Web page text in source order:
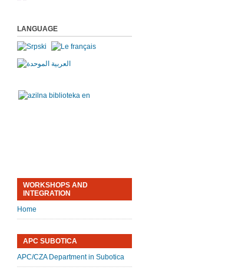
LANGUAGE
WORKSHOPS AND
INTEGRATION
Home
APC SUBOTICA
APC/CZA Department in Subotica